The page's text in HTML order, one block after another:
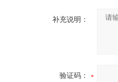
补充说明：
验证码：